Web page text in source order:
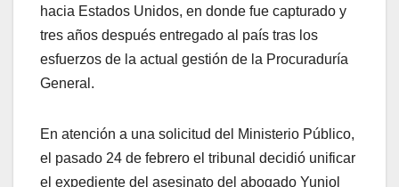
hacia Estados Unidos, en donde fue capturado y
tres años después entregado al país tras los
esfuerzos de la actual gestión de la Procuraduría
General.
En atención a una solicitud del Ministerio Público,
el pasado 24 de febrero el tribunal decidió unificar
el expediente del asesinato del abogado Yuniol